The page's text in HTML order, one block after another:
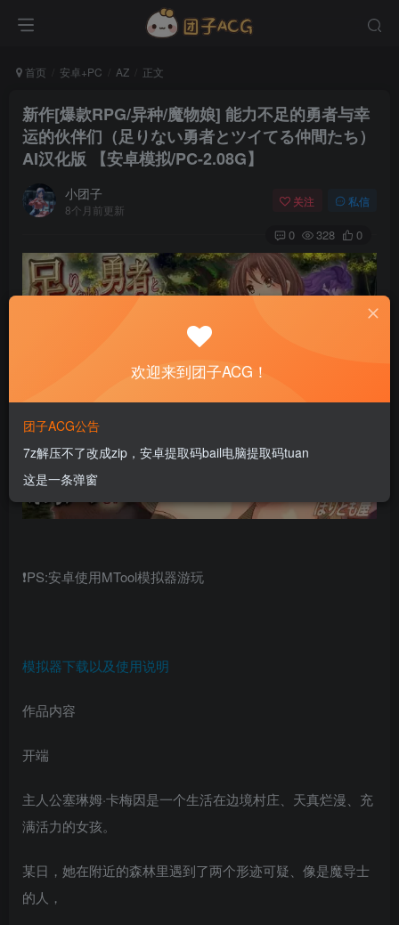
首页 安卓+PC AZ 正文
新作[爆款RPG/异种/魔物娘] 能力不足的勇者与幸
运的伙伴们（足りない勇者とツイてる仲間たち）
AI汉化版 【安卓模拟/PC-2.08G】
小团子
8个月前更新
关注 私信
0 328 0
❗PS:安卓使用MTool模拟器游玩
模拟器下载以及使用说明
作品内容
开端
主人公塞琳姆·卡梅因是一个生活在边境村庄、天真烂漫、充
满活力的女孩。
某日，她在附近的森林里遇到了两个形迹可疑、像是魔导士
的人，
欢迎来到团子ACG！
团子ACG公告
7z解压不了改成zip，安卓提取码bail电脑提取码tuan
这是一条弹窗